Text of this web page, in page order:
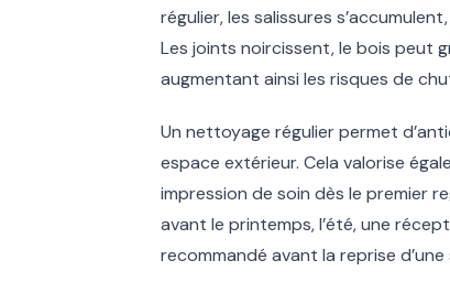
régulier, les salissures
Les joints noircissent, le bois peut
augmentant ainsi les risques de
Un nettoyage régulier permet
espace extérieur. Cela valorise
impression de soin dès le premier
avant le printemps, l’été, une
recommandé avant la reprise